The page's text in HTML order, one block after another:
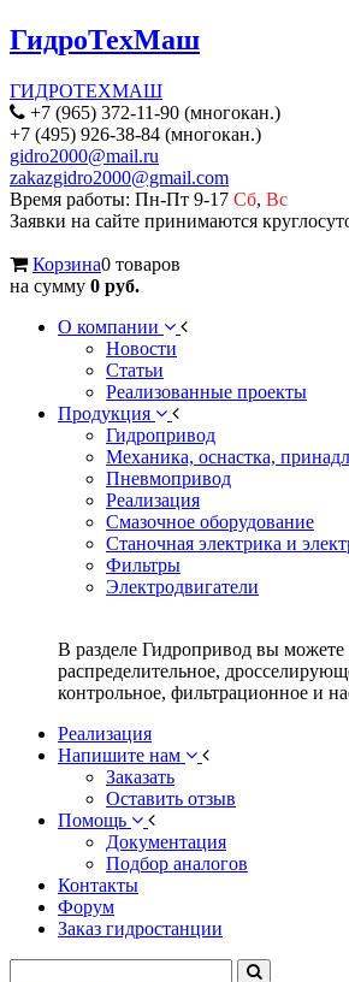
ГидроТехМаш
ГИДРОТЕХМАШ
+7 (965) 372-11-90 (многокан.)
+7 (495) 926-38-84 (многокан.)
gidro2000@mail.ru
zakazgidro2000@gmail.com
Время работы: Пн-Пт 9-17 Сб, Вс
Заявки на сайте принимаются
Корзина0 товаров
на сумму 0 руб.
О компании
Новости
Статьи
Реализованные проекты
Продукция
Гидропривод
Механика, оснастка,
Пневмопривод
Реализация
Смазочное оборудование
Станочная электрика и
Фильтры
Электродвигатели
В разделе Гидропривод вы можете
распределительное,
контрольное, фильтрационное и
Реализация
Напишите нам
Заказать
Оставить отзыв
Помощь
Документация
Подбор аналогов
Контакты
Форум
Заказ гидростанции